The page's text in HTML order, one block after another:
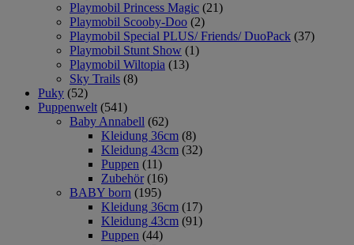
Playmobil Princess Magic (21)
Playmobil Scooby-Doo (2)
Playmobil Special PLUS/ Friends/ DuoPack (37)
Playmobil Stunt Show (1)
Playmobil Wiltopia (13)
Sky Trails (8)
Puky (52)
Puppenwelt (541)
Baby Annabell (62)
Kleidung 36cm (8)
Kleidung 43cm (32)
Puppen (11)
Zubehör (16)
BABY born (195)
Kleidung 36cm (17)
Kleidung 43cm (91)
Puppen (44)